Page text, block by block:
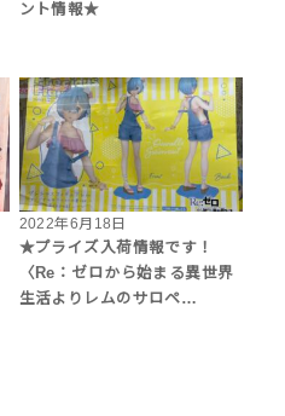
ント情報★
2022年6月18日
★プライズ入荷情報です！
〈Re：ゼロから始まる異世界
生活よりレムのサロペ…